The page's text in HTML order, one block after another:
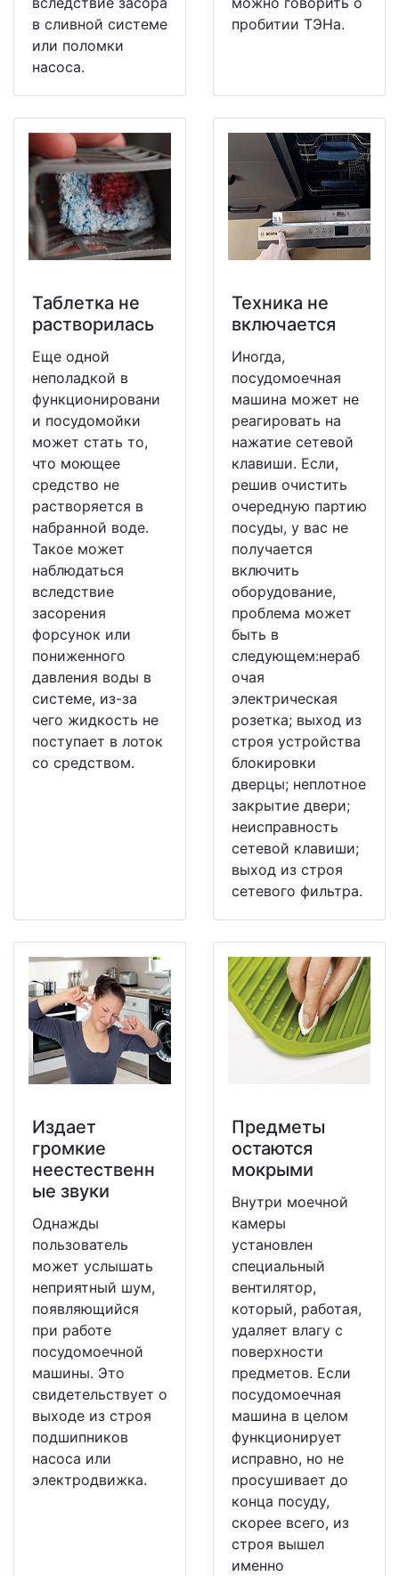
в сливной системе
или поломки
насоса.
пробитии ТЭНа.
Таблетка не
растворилась
Еще одной
неполадкой в
функционировани
и посудомойки
может стать то,
что моющее
средство не
растворяется в
набранной воде.
Такое может
наблюдаться
вследствие
засорения
форсунок или
пониженного
давления воды в
системе, из-за
чего жидкость не
поступает в лоток
со средством.
Техника не
включается
Иногда,
посудомоечная
машина может не
реагировать на
нажатие сетевой
клавиши. Если,
решив очистить
очередную партию
посуды, у вас не
получается
включить
оборудование,
проблема может
быть в
следующем:нераб
очая
электрическая
розетка; выход из
строя устройства
блокировки
дверцы; неплотное
закрытие двери;
неисправность
сетевой клавиши;
выход из строя
сетевого фильтра.
Издает
громкие
неестественн
ые звуки
Однажды
пользователь
может услышать
неприятный шум,
появляющийся
при работе
посудомоечной
машины. Это
свидетельствует о
выходе из строя
подшипников
насоса или
электродвижка.
Предметы
остаются
мокрыми
Внутри моечной
камеры
установлен
специальный
вентилятор,
который, работая,
удаляет влагу с
поверхности
предметов. Если
посудомоечная
машина в целом
функционирует
исправно, но не
просушивает до
конца посуду,
скорее всего, из
строя вышел
именно